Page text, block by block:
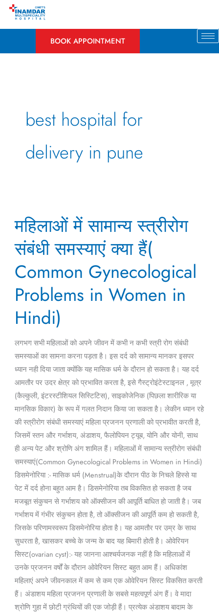
Skip
BOOK APPOINTMENT
best hospital for
delivery in pune
महिलाओं में सामान्य स्त्रीरोग
संबंधी समस्याएं क्या हैं(
Common Gynecological
Problems in Women in
Hindi)
लगभग सभी महिलाओं को अपने जीवन में कभी न कभी स्त्री रोग संबंधी
समस्याओं का सामना करना पड़ता है। इस दर्द को सामान्य मानकर इसपर
ध्यान नही दिया जाता क्योंकि यह मासिक धर्म के दौरान हो सकता है। यह दर्द
आमतौर पर उदर क्षेत्र को प्रभावित करता है, इसे गैस्ट्रोइंटेस्टाइनल , मूत्र
(कैल्कुली, इंटरस्टीशियल सिस्टिटिस), साइकोजेनिक (पिछला शारीरिक या
मानसिक विकार) के रूप में गलत निदान किया जा सकता है। लेकीन ध्यान रहे
की स्त्रीरोग संबंधी समस्याएं महिला प्रजनन प्रणाली को प्रभावीत करती है,
जिसमें स्तन और गर्भाशय, अंडाशय, फैलोपियन ट्यूब, योनि और योनी, साथ
ही अन्य पेट और श्रोणि अंग शामिल हैं। महिलाओं में सामान्य स्त्रीरोग संबंधी
समस्याएं(Common Gynecological Problems in Women in Hindi)
डिसमेनोरिया :- मासिक धर्म (Menstrual)के दौरान पीठ के निचले हिस्से या
पेट में दर्द होना बहुत आम है। डिसमेनोरिया तब विकसित हो सकता है जब
मजबूत संकुचन से गर्भाशय को ऑक्सीजन की आपूर्ति बाधित हो जाती है। जब
गर्भाशय में गंभीर संकुचन होता है, तो ऑक्सीजन की आपूर्ति कम हो सकती है,
जिसके परिणामस्वरूप डिसमेनोरिया होता है। यह आमतौर पर उम्र के साथ
सुधरता है, खासकर बच्चे के जन्म के बाद यह बिमारी होती है। ओवेरियन
सिस्ट(ovarian cyst):- यह जानना आश्चर्यजनक नहीं है कि महिलाओं में
उनके प्रजनन वर्षों के दौरान ओवेरियन सिस्ट बहुत आम हैं। अधिकांश
महिलाएं अपने जीवनकाल में कम से कम एक ओवेरियन सिस्ट विकसित करती
हैं। अंडाशय महिला प्रजनन प्रणाली के सबसे महत्वपूर्ण अंग हैं। वे मादा
श्रोणि गुहा में छोटी ग्रंथियों की एक जोड़ी हैं। प्रत्येक अंडाशय बादाम के
में
सामान्य
स्त्रीरोग
समस्याएं
क्या
हैं(
Common
Gynecological
Problems
in
Women
in
Hindi)